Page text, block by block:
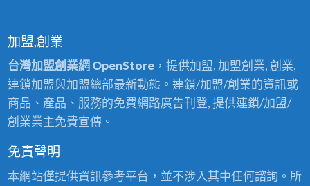
加盟,創業
台灣加盟創業網 OpenStore，提供加盟, 加盟創業, 創業,
連鎖加盟與加盟總部最新動態。連鎖/加盟/創業的資訊或
商品、產品、服務的免費網路廣告刊登, 提供連鎖/加盟/
創業業主免費宣傳。
免責聲明
本網站僅提供資訊參考平台，並不涉入其中任何諮詢。所